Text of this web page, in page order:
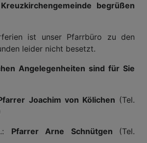
begrüßen
ist unser Pfarrbüro zu den
leider nicht besetzt.
Angelegenheiten sind für Sie
Joachim von Kölichen (Tel.
Pfarrer Arne Schnütgen (Tel.